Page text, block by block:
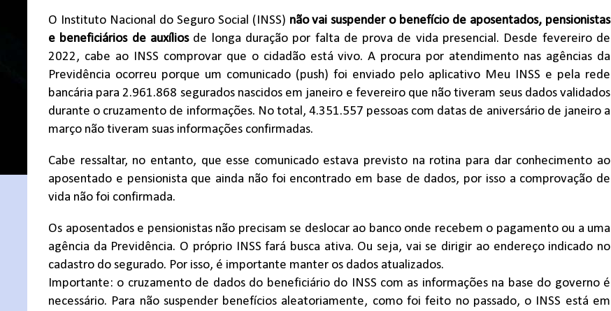
O Instituto Nacional do Seguro Social (INSS) não vai suspender o benefício de aposentados, pensionistas
e beneficiários de auxíliosde longa duração por falta de prova de vida presencial. Desde fevereiro de
2022, cabe ao INSS comprovar que o cidadão está vivo. A procura por atendimento nas agências da
Previdência ocorreu porque um comunicado (push) foi enviado pelo aplicativo Meu INSS e pela rede
bancária para 2.961.868 segurados nascidos em janeiro e fevereiro que não tiveram seus dados validados
durante o cruzamento de informações. No total, 4.351.557 pessoas com datas de aniversário de janeiro a
março não tiveram suas informações confirmadas.
Cabe ressaltar, no entanto, que esse comunicado estava previsto na rotina para dar conhecimento ao
aposentado e pensionista que ainda não foi encontrado em base de dados, por isso a comprovação de
vida não foi confirmada.
Os aposentados e pensionistas não precisam se deslocar ao banco onde recebem o pagamento ou a uma
agência da Previdência. O próprio INSS fará busca ativa. Ou seja, vai se dirigir ao endereço indicado no
cadastro do segurado. Por isso, é importante manter os dados atualizados.
Importante: o cruzamento de dados do beneficiário do INSS com as informações na base do governo é
necessário. Para não suspender benefícios aleatoriamente, como foi feito no passado, o INSS está em